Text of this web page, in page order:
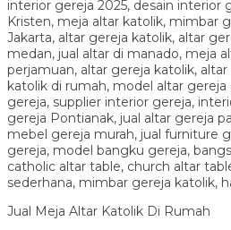
Jual Meja Altar Katolik Di Rumah